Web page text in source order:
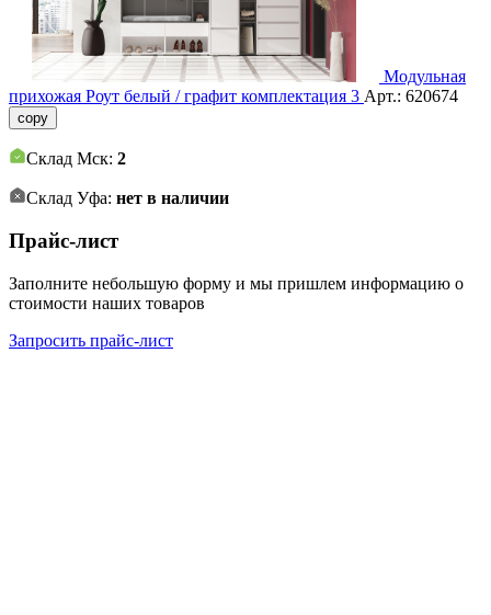
Модульная
прихожая Роут белый / графит комплектация 3 Арт.: 620674
copy
Склад Мск: 2
Склад Уфа: нет в наличии
Прайс-лист
Заполните небольшую форму и мы пришлем информацию о
стоимости наших товаров
Запросить прайс-лист